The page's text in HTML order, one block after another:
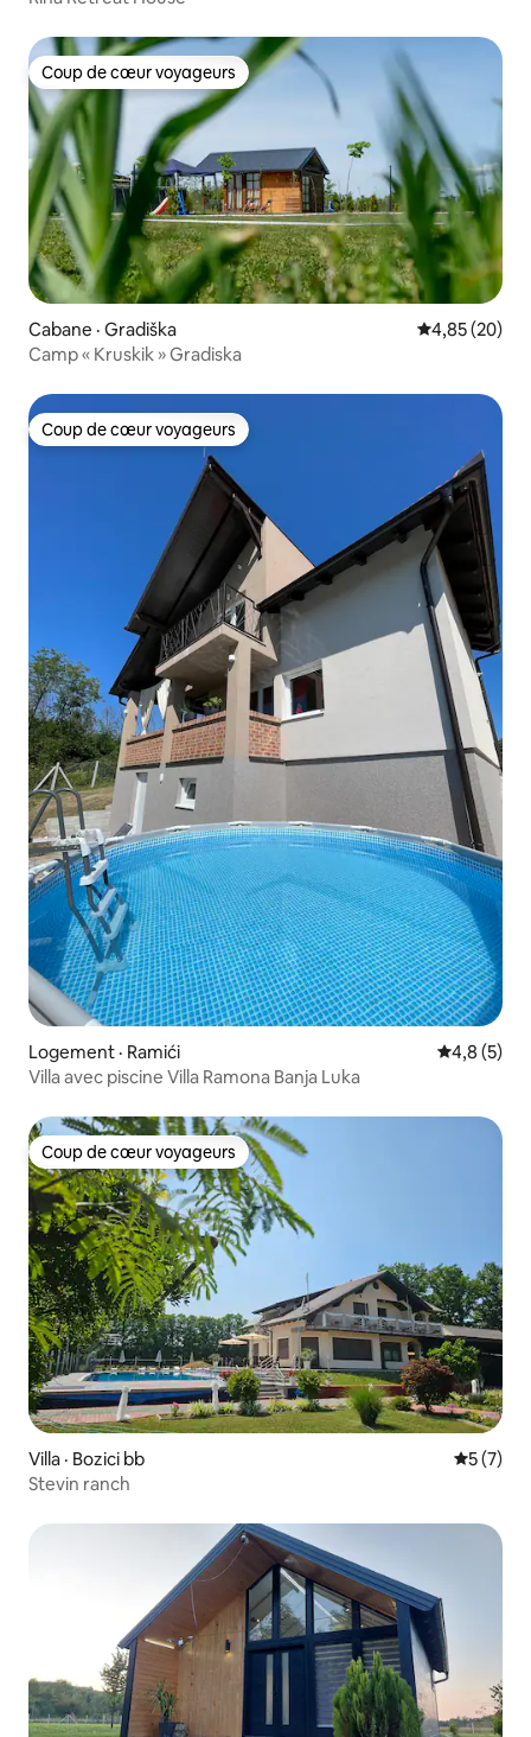
Coup de cœur voyageurs
Coup de cœur voyageurs
Cabane · Gradiška Note
4,85 (20)
Camp « Kruskik » Gradiska
Coup de cœur voyageurs
Coup de cœur voyageurs
Logement · Ramići Note
4,8 (5)
Villa avec piscine Villa Ramona Banja Luka
Coup de cœur voyageurs
Coup de cœur voyageurs
Villa · Bozici bb Note
5 (7)
Stevin ranch